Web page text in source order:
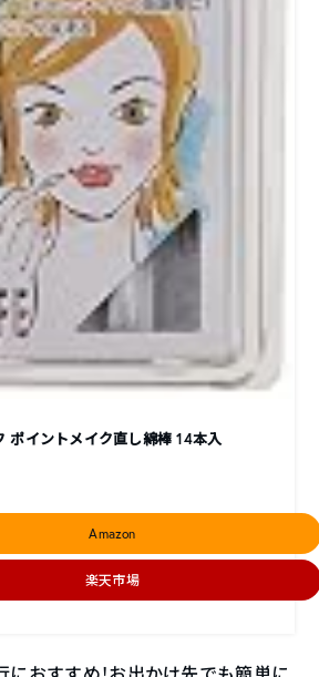
ポイントメイク直し綿棒 14本入
Amazon
楽天市場